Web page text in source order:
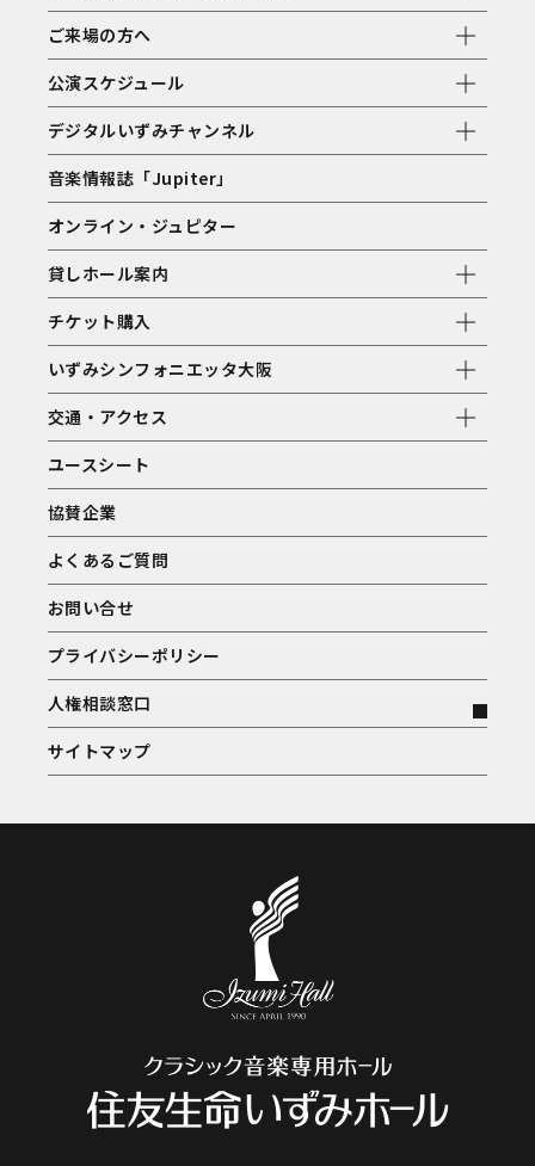
ご来場の方へ
公演スケジュール
デジタルいずみチャンネル
音楽情報誌「Jupiter」
オンライン・ジュピター
貸しホール案内
チケット購入
いずみシンフォニエッタ大阪
交通・アクセス
ユースシート
協賛企業
よくあるご質問
お問い合せ
プライバシーポリシー
人権相談窓口
サイトマップ